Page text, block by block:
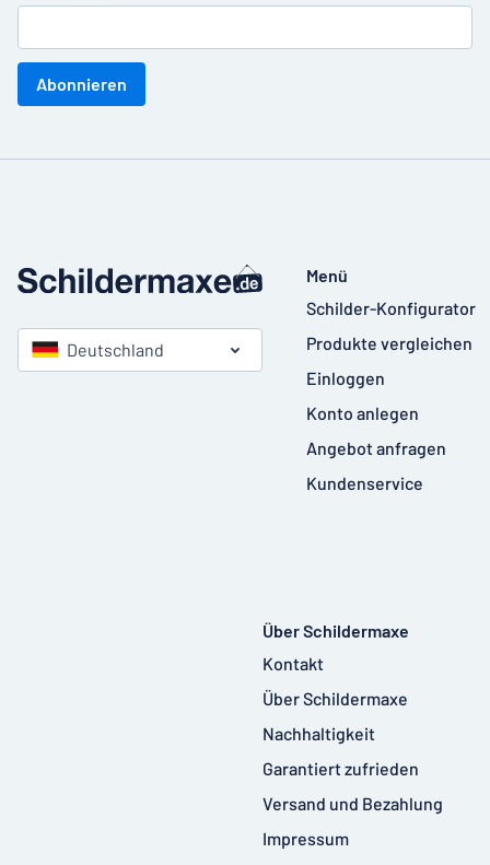
Abonnieren
Deutschland
Menü
Schilder-Konfigurator
Produkte vergleichen
Einloggen
Konto anlegen
Angebot anfragen
Kundenservice
Über Schildermaxe
Kontakt
Über Schildermaxe
Nachhaltigkeit
Garantiert zufrieden
Versand und Bezahlung
Impressum